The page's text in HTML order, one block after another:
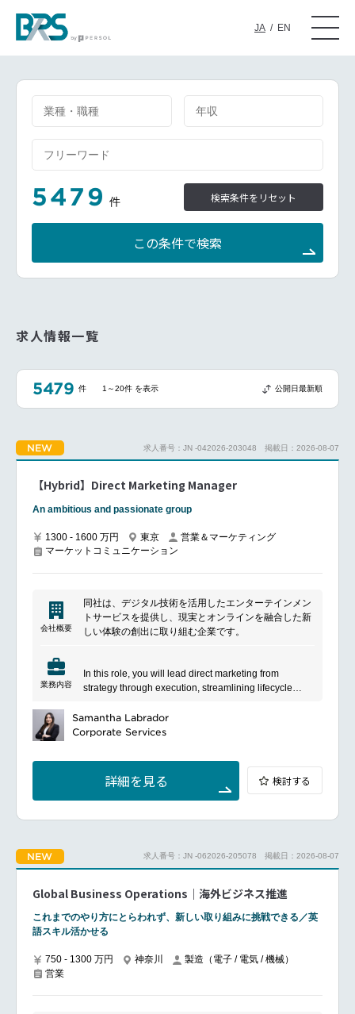
JA / EN
5479 件
この条件で検索
検索条件をリセット
求人情報一覧
5479 件 1～20件 を表示 公開日最新順
NEW 求人番号：JN -042026-203048 掲載日：2026-08-07
【Hybrid】Direct Marketing Manager
An ambitious and passionate group
1300 - 1600 万円 東京
営業＆マーケティング
マーケットコミュニケーション
会社概要
同社は、デジタル技術を活用したエンターテインメン
トサービスを提供し、現実とオンラインを融合した新
しい体験の創出に取り組む企業です。
業務内容
In this role, you will lead direct marketing from
strategy through execution, streamlining lifecycle
retention, and monetization, living up to the ambitious
vision for one of our game titles.
■Responsibilities
Craft messaging strategies that are deeply aligned
with in-game progression, event rhythms, and other
Improve campaign performances through A/B testing,
segmentation, and user survey insights
Build trust and collaborate with Product, Live
Operations, Product Marketing, Data Science,
Community, and Design teams to align in-game
direct communication
Samantha Labrador
Corporate Services
詳細を見る 検討する
NEW 求人番号：JN -062026-205078 掲載日：2026-08-07
Global Business Operations｜海外ビジネス推進
これまでのやり方にとらわれず、新しい取り組みに挑戦できる／英
語スキル活かせる
750 - 1300 万円 神奈川
製造（電子 / 電気 / 機械）
営業